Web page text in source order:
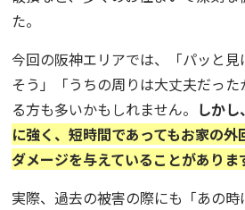
た。
今回の阪神エリアでは、「パッと
そう」「うちの周りは大丈夫だっ
る方も多いかもしれません。 しかし
に強く、短時間であってもお家の
ダメージを与えていることがありま
実際、過去の被害の際にも「あの